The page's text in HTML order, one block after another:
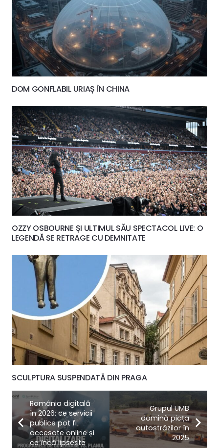
DOM GONFLABIL URIAȘ ÎN CHINA
OZZY OSBOURNE ȘI ULTIMUL SĂU SPECTACOL LIVE: O
LEGENDĂ SE RETRAGE CU DEMNITATE
SCULPTURA SUSPENDATĂ DIN PRAGA
România digitală
în 2026: ce servicii
publice pot fi
accesate online și
ce încă lipsește
Grupul UMB
domină piața
autostrăzilor în
2025